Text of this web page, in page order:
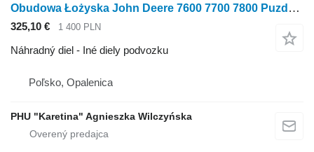
Obudowa Łożyska John Deere 7600 7700 7800 Puzdro ložiska R97543 na kolesového traktora John Deere 7600 7700 7800
325,10 € 1 400 PLN
Náhradný diel - Iné diely podvozku
Poľsko, Opalenica
PHU "Karetina" Agnieszka Wilczyńska